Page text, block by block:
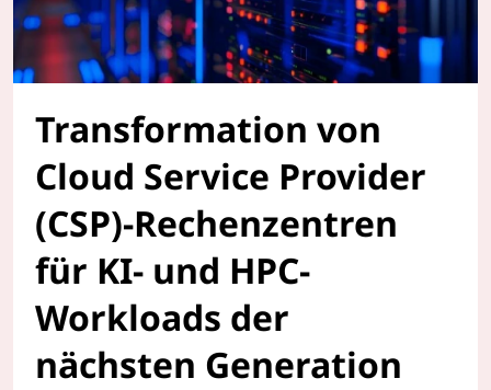
Transformation von
Cloud Service Provider
(CSP)-Rechenzentren
für KI- und HPC-
Workloads der
nächsten Generation